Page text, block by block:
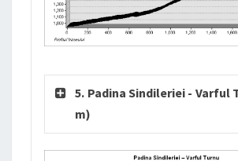
5. Padina Sindileriei - Varful
m)